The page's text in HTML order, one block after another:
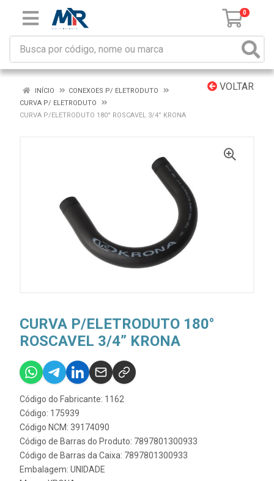
0
VOLTAR
INÍCIO
CONEXOES P/ ELETRODUTO
CURVA P/ ELETRODUTO
CURVA P/ELETRODUTO 180° ROSCAVEL 3/4” KRONA
CURVA P/ELETRODUTO 180°
ROSCAVEL 3/4” KRONA
Código do Fabricante: 1162
Código: 175939
Código NCM: 39174090
Código de Barras do Produto: 7897801300933
Código de Barras da Caixa: 7897801300933
Embalagem: UNIDADE